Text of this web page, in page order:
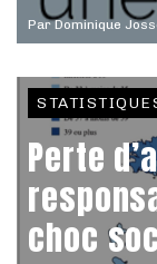
ParDominique
Perte
choc